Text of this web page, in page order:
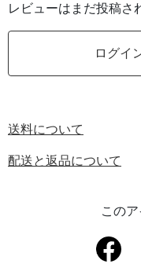
レビューはまだ投稿さ
ログイ
送料について
配送と返品について
この